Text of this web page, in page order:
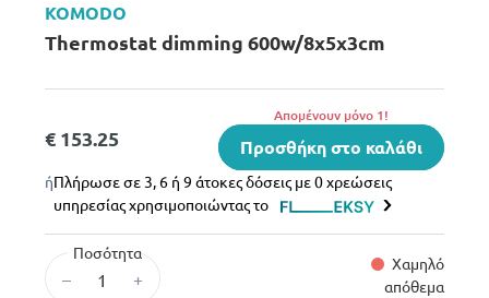
KOMODO
Thermostat dimming 600w/8x5x3cm
€ 153.25
Aπομένουν μόνο 1!
Προσθήκη στο καλάθι
ήΠλήρωσε σε 3, 6 ή 9 άτοκες δόσεις με 0 χρεώσεις
υπηρεσίας χρησιμοποιώντας το
Ποσότητα
– +
Χαμηλό
απόθεμα